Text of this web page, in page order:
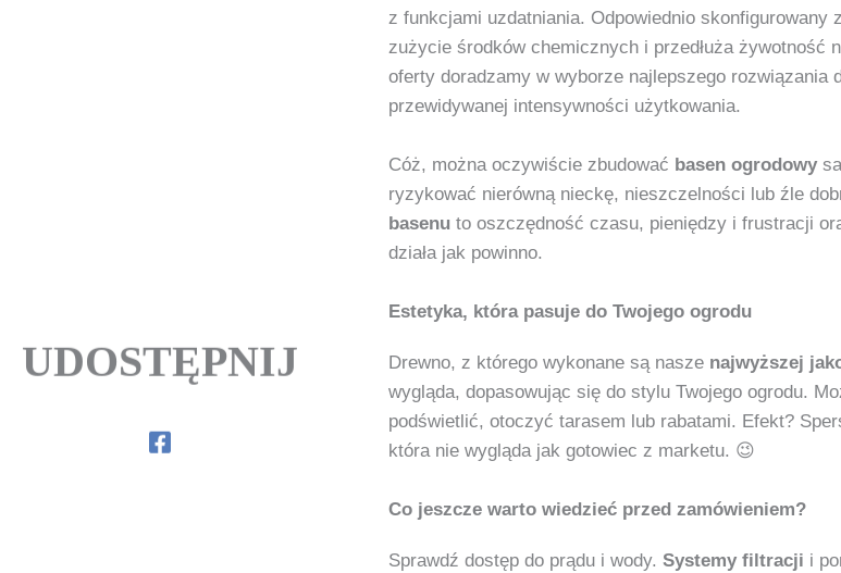
z funkcjami uzdatniania. Odpowiednio skonfigurowany
zużycie środków chemicznych i przedłuża żywotność
oferty doradzamy w wyborze najlepszego rozwiązania
przewidywanej intensywności użytkowania.
Cóż, można oczywiście zbudować basen ogrodowy
ryzykować nierówną nieckę, nieszczelności lub źle
basenu to oszczędność czasu, pieniędzy i frustracji
działa jak powinno.
Estetyka, która pasuje do Twojego ogrodu
Drewno, z którego wykonane są nasze najwyższej
wygląda, dopasowując się do stylu Twojego ogrodu.
podświetlić, otoczyć tarasem lub rabatami. Efekt?
która nie wygląda jak gotowiec z marketu. 😉
Co jeszcze warto wiedzieć przed zamówieniem?
Sprawdź dostęp do prądu i wody. Systemy filtracji i
UDOSTĘPNIJ